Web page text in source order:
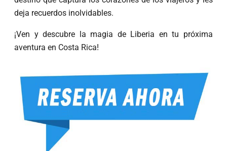
deja recuerdos inolvidables.
¡Ven y descubre la magia de Liberia en tu próxima
aventura en Costa Rica!